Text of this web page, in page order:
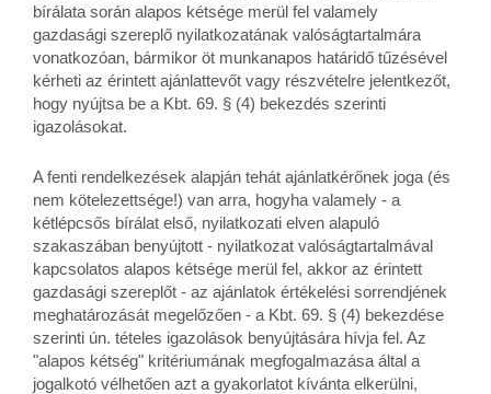
bírálata során alapos kétsége merül fel valamely
gazdasági szereplő nyilatkozatának valóságtartalmára
vonatkozóan, bármikor öt munkanapos határidő tűzésével
kérheti az érintett ajánlattevőt vagy részvételre jelentkezőt,
hogy nyújtsa be a Kbt. 69. § (4) bekezdés szerinti
igazolásokat.
A fenti rendelkezések alapján tehát ajánlatkérőnek joga (és
nem kötelezettsége!) van arra, hogyha valamely - a
kétlépcsős bírálat első, nyilatkozati elven alapuló
szakaszában benyújtott - nyilatkozat valóságtartalmával
kapcsolatos alapos kétsége merül fel, akkor az érintett
gazdasági szereplőt - az ajánlatok értékelési sorrendjének
meghatározását megelőzően - a Kbt. 69. § (4) bekezdése
szerinti ún. tételes igazolások benyújtására hívja fel. Az
"alapos kétség" kritériumának megfogalmazása által a
jogalkotó vélhetően azt a gyakorlatot kívánta elkerülni,